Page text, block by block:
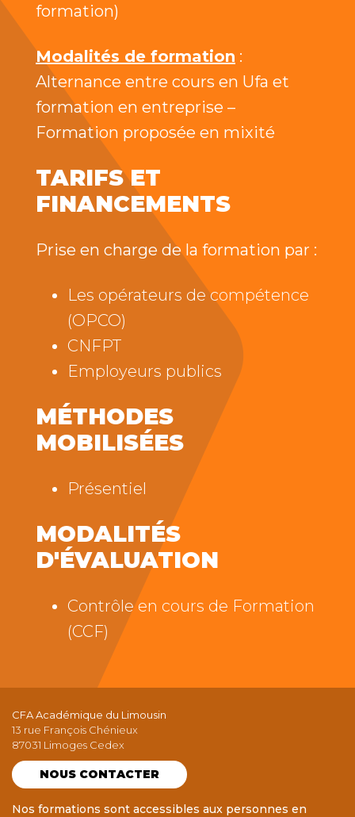
formation)
Modalités de formation :
Alternance entre cours en Ufa et
formation en entreprise –
Formation proposée en mixité
TARIFS ET
FINANCEMENTS
Prise en charge de la formation par :
Les opérateurs de compétence
(OPCO)
CNFPT
Employeurs publics
MÉTHODES
MOBILISÉES
Présentiel
MODALITÉS
D'ÉVALUATION
Contrôle en cours de Formation
(CCF)
CFA Académique du Limousin
13 rue François Chénieux
87031 Limoges Cedex
NOUS CONTACTER
Nos formations sont accessibles aux personnes en